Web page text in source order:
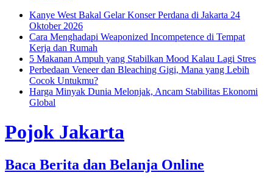
Kanye West Bakal Gelar Konser Perdana di Jakarta 24
Oktober 2026
Cara Menghadapi Weaponized Incompetence di Tempat
Kerja dan Rumah
5 Makanan Ampuh yang Stabilkan Mood Kalau Lagi Stres
Perbedaan Veneer dan Bleaching Gigi, Mana yang Lebih
Cocok Untukmu?
Harga Minyak Dunia Melonjak, Ancam Stabilitas Ekonomi
Global
Pojok Jakarta
Baca Berita dan Belanja Online